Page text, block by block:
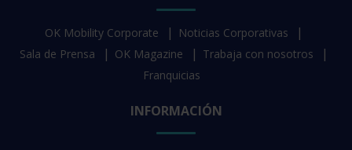
OK Mobility Corporate
Noticias Corporativas
Sala de Prensa
OK Magazine
Trabaja con nosotros
Franquicias
INFORMACIÓN